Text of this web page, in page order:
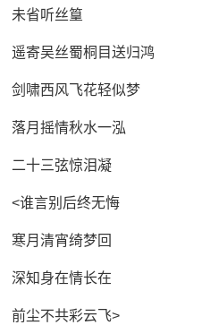
未省听丝篁
遥寄吴丝蜀桐目送归鸿
剑啸西风飞花轻似梦
落月摇情秋水一泓
二十三弦惊泪凝
<谁言别后终无悔
寒月清宵绮梦回
深知身在情长在
前尘不共彩云飞>